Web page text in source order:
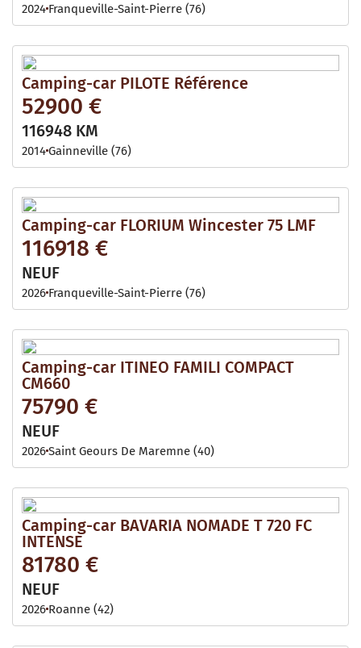
2024 Franqueville-Saint-Pierre (76)
Camping-car PILOTE Référence
52900 €
116948 KM
2014Gainneville (76)
Camping-car FLORIUM Wincester 75 LMF
116918 €
NEUF
2026 Franqueville-Saint-Pierre (76)
Camping-car ITINEO FAMILI COMPACT
CM660
75790 €
NEUF
2026Saint Geours De Maremne (40)
Camping-car BAVARIA NOMADE T 720 FC
INTENSE
81780 €
NEUF
2026 Roanne (42)